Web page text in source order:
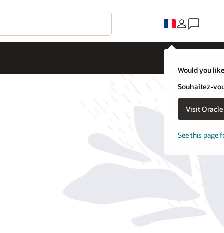
Would you
Souhaitez-
Visit
See this page